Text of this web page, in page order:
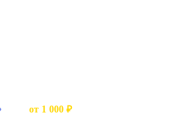
от 1 000 ₽